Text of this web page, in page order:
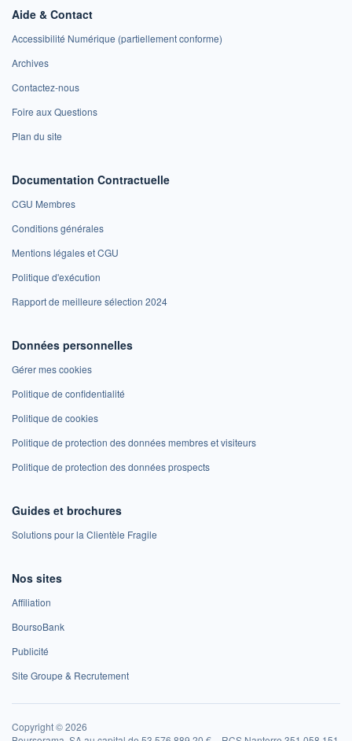
Aide & Contact
Accessibilité Numérique (partiellement conforme)
Archives
Contactez-nous
Foire aux Questions
Plan du site
Documentation Contractuelle
CGU Membres
Conditions générales
Mentions légales et CGU
Politique d'exécution
Rapport de meilleure sélection 2024
Données personnelles
Gérer mes cookies
Politique de confidentialité
Politique de cookies
Politique de protection des données membres et visiteurs
Politique de protection des données prospects
Guides et brochures
Solutions pour la Clientèle Fragile
Nos sites
Affiliation
BoursoBank
Publicité
Site Groupe & Recrutement
Copyright © 2026